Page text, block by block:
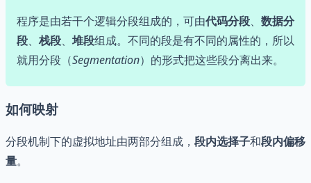
程序是由若干个逻辑分段组成的，可由代码分段、 数据分
段、 栈段、 堆段组成。不同的段是有不同的属性的，所以
就用分段（Segmentation）的形式把这些段分离出来。
如何映射
分段机制下的虚拟地址由两部分组成， 段内选择子和段内偏移
量。